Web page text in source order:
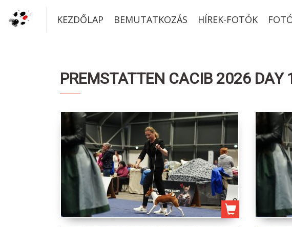
KEZDŐLAP BEMUTATKOZÁS HÍREK-FOTÓK
PREMSTATTEN CACIB 2026 DAY